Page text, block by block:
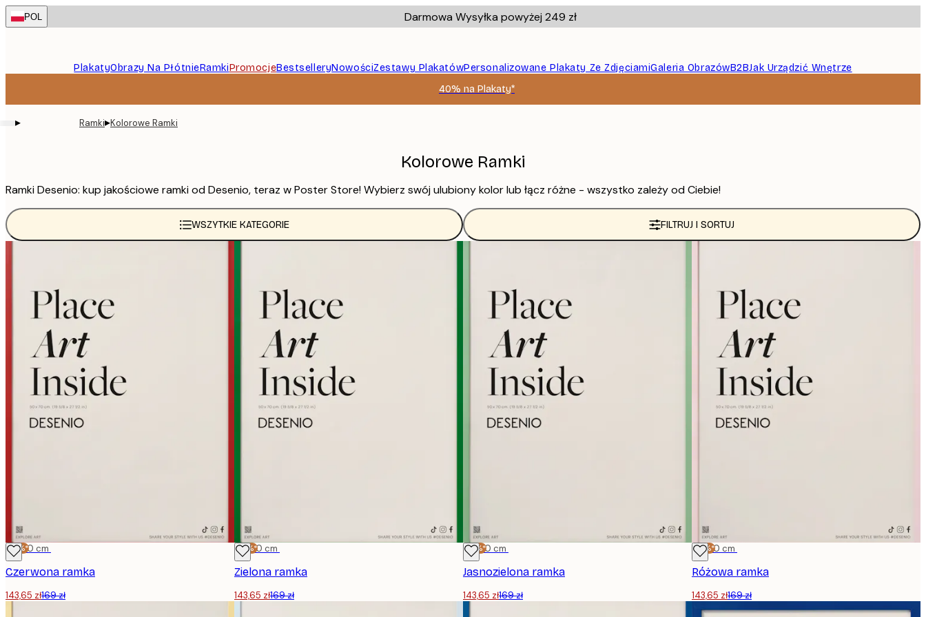
Skip
to
POL Darmowa Wysyłka powyżej 249 zł
PlakatyObrazy Na PłótnieRamkiPromocjeBestselleryNowościZestawy PlakatówPersonalizowane Plakaty Ze ZdjęciamiGaleria ObrazówB2BJak Urządzić Wnętrze
40% na Plakaty*
▸ Ramki▸Kolorowe Ramki
Kolorowe Ramki
Ramki Desenio: kup jakościowe ramki od Desenio, teraz w Poster Store! Wybierz swój ulubiony kolor lub łącz różne - wszystko zależy od Ciebie!
WSZYTKIE KATEGORIE FILTRUJ I SORTUJ
-15%*
50x70 cm
Czerwona ramka
143,65 zł169 zł
-15%*
50x70 cm
Zielona ramka
143,65 zł169 zł
-15%*
50x70 cm
Jasnozielona ramka
143,65 zł169 zł
-15%*
50x70 cm
Różowa ramka
143,65 zł169 zł